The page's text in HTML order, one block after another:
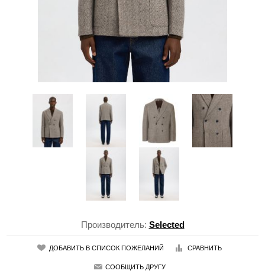
Производитель: Selected
ДОБАВИТЬ В СПИСОК ПОЖЕЛАНИЙ СРАВНИТЬ
СООБЩИТЬ ДРУГУ